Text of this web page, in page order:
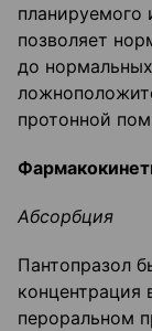
планируемого
позволяет
до
протонной
Абсорбция
Пантопразол
концентрация
пероральном